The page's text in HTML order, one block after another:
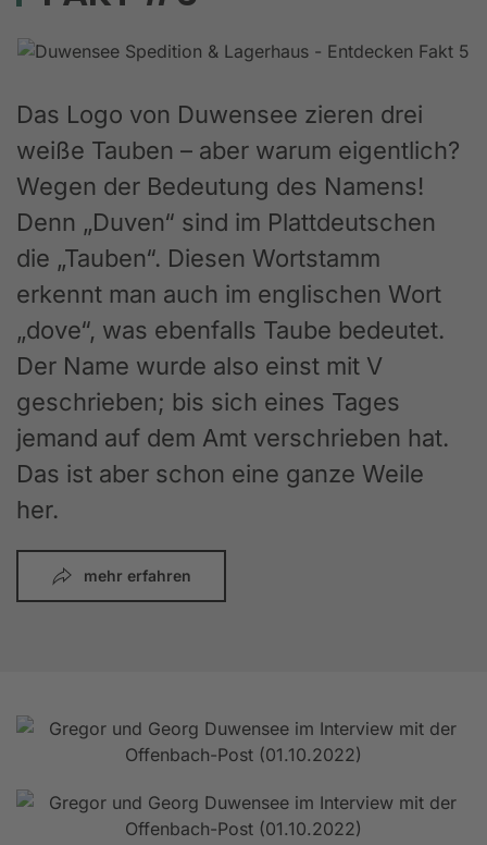
Das Logo von Duwensee zieren drei
weiße Tauben – aber warum eigentlich?
Wegen der Bedeutung des Namens!
Denn „Duven“ sind im Plattdeutschen
die „Tauben“. Diesen Wortstamm
erkennt man auch im englischen Wort
„dove“, was ebenfalls Taube bedeutet.
Der Name wurde also einst mit V
geschrieben; bis sich eines Tages
jemand auf dem Amt verschrieben hat.
Das ist aber schon eine ganze Weile
her.
mehr erfahren